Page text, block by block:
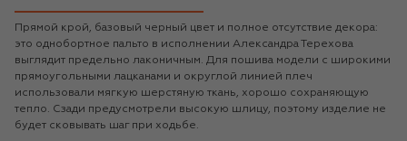
Прямой крой, базовый черный цвет и полное отсутствие декора:
это однобортное пальто в исполнении Александра Терехова
выглядит предельно лаконичным. Для пошива модели с широкими
прямоугольными лацканами и округлой линией плеч
использовали мягкую шерстяную ткань, хорошо сохраняющую
тепло. Сзади предусмотрели высокую шлицу, поэтому изделие не
будет сковывать шаг при ходьбе.